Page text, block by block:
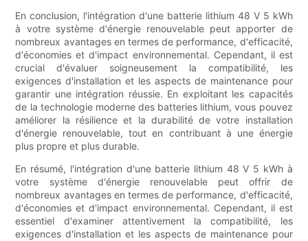
En conclusion, l'intégration d'une batterie lithium 48 V 5 kWh
à votre système d'énergie renouvelable peut apporter de
nombreux avantages en termes de performance, d'efficacité,
d'économies et d'impact environnemental. Cependant, il est
crucial d'évaluer soigneusement la compatibilité, les
exigences d'installation et les aspects de maintenance pour
garantir une intégration réussie. En exploitant les capacités
de la technologie moderne des batteries lithium, vous pouvez
améliorer la résilience et la durabilité de votre installation
d'énergie renouvelable, tout en contribuant à une énergie
plus propre et plus durable.
En résumé, l'intégration d'une batterie lithium 48 V 5 kWh à
votre système d'énergie renouvelable peut offrir de
nombreux avantages en termes de performance, d'efficacité,
d'économies et d'impact environnemental. Cependant, il est
essentiel d'examiner attentivement la compatibilité, les
exigences d'installation et les aspects de maintenance pour